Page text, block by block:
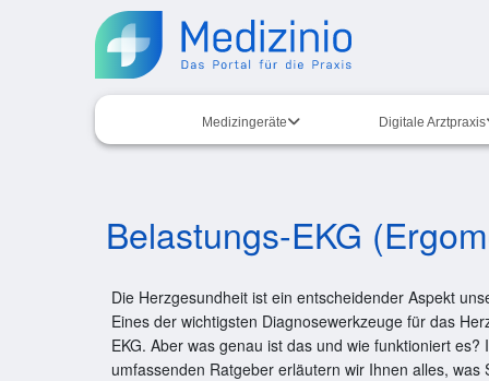
Medizingeräte Digitale Arztpraxis
Belastungs-EKG
Die Herzgesundheit ist ein entscheidender Aspekt
Eines der wichtigsten Diagnosewerkzeuge für das
EKG. Aber was genau ist das und wie funktioniert es?
umfassenden Ratgeber erläutern wir Ihnen alles, was